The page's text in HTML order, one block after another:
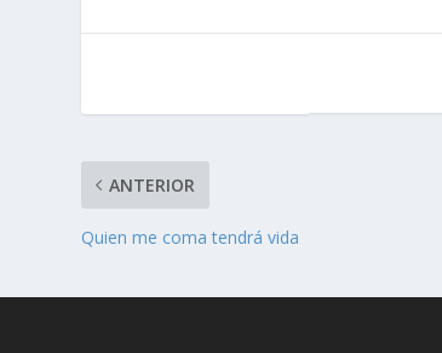
ANTERIOR
Quien me coma tendrá vida